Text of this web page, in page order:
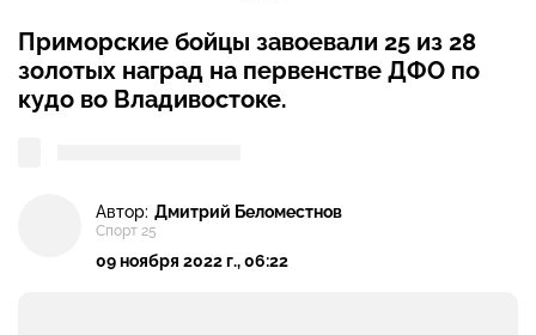
Приморские бойцы завоевали 25 из 28
золотых наград на первенстве ДФО по
кудо во Владивостоке.
Автор: Дмитрий Беломестнов
Спорт 25
09 ноября 2022 г., 06:22